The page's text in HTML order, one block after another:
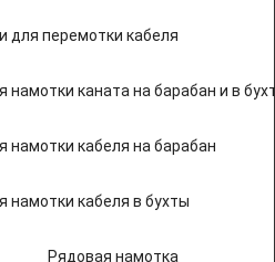
для перемотки кабеля
намотки каната на барабан и в
намотки кабеля на барабан
намотки кабеля в бухты
Рядовая намотка